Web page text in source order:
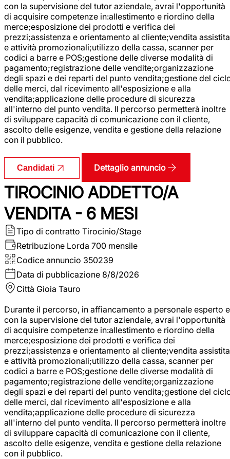
con la supervisione del tutor aziendale, avrai l'opportunità
di acquisire competenze in:allestimento e riordino della
merce;esposizione dei prodotti e verifica dei
prezzi;assistenza e orientamento al cliente;vendita assistita
e attività promozionali;utilizzo della cassa, scanner per
codici a barre e POS;gestione delle diverse modalità di
pagamento;registrazione delle vendite;organizzazione
degli spazi e dei reparti del punto vendita;gestione del
delle merci, dal ricevimento all'esposizione e alla
vendita;applicazione delle procedure di sicurezza
all'interno del punto vendita. Il percorso permetterà inoltre
di sviluppare capacità di comunicazione con il cliente,
ascolto delle esigenze, vendita e gestione della relazione
con il pubblico.
Candidati Dettaglio annuncio
TIROCINIO ADDETTO/A
VENDITA - 6 MESI
Tipo di contratto Tirocinio/Stage
Retribuzione Lorda 700 mensile
Codice annuncio 350239
Data di pubblicazione 8/8/2026
Città Gioia Tauro
Durante il percorso, in affiancamento a personale esperto e
con la supervisione del tutor aziendale, avrai l'opportunità
di acquisire competenze in:allestimento e riordino della
merce;esposizione dei prodotti e verifica dei
prezzi;assistenza e orientamento al cliente;vendita assistita
e attività promozionali;utilizzo della cassa, scanner per
codici a barre e POS;gestione delle diverse modalità di
pagamento;registrazione delle vendite;organizzazione
degli spazi e dei reparti del punto vendita;gestione del
delle merci, dal ricevimento all'esposizione e alla
vendita;applicazione delle procedure di sicurezza
all'interno del punto vendita. Il percorso permetterà inoltre
di sviluppare capacità di comunicazione con il cliente,
ascolto delle esigenze, vendita e gestione della relazione
con il pubblico.